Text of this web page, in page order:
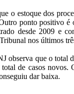
o estoque dos
ponto positivo é
desde 2009 e
nos últimos
observa que o total
de casos novos.
dar baixa.